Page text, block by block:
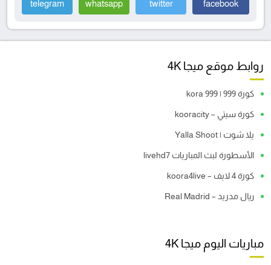
facebook
twitter
whatsapp
telegram
روابط موقع ميجا 4K
كورة 999 | kora 999
كورة سيتي – kooracity
يلا شوت | Yalla Shoot
الأسطورة لبث المباريات livehd7
كورة 4 لايف – koora4live
ريال مدريد – Real Madrid
مباريات اليوم ميجا 4K